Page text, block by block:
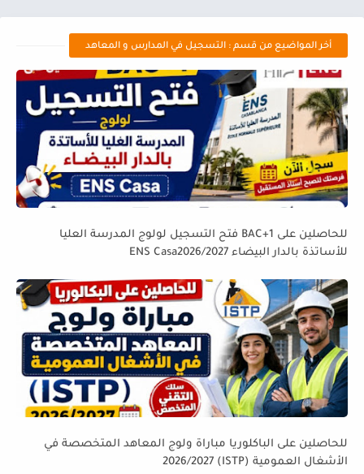
أخر المواضيع من قسم : التسجيل في المدارس و المعاهد
للحاصلين على BAC+1 فتح التسجيل لولوج المدرسة العليا
للأساتذة بالدار البيضاء ENS Casa2026/2027
للحاصلين على الباكلوريا مباراة ولوج المعاهد المتخصصة في
الأشغال العمومية (ISTP) 2026/2027